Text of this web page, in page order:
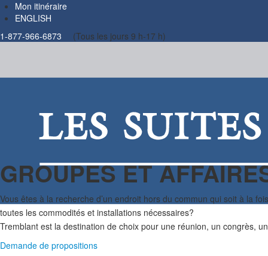
Mon itinéraire
ENGLISH
1-877-966-6873
(Tous les jours 9 h-17 h)
GROUPES ET
Vous êtes à la recherche d’un endroit hors du commun qui soit à la
toutes les commodités et installations nécessaires?
Tremblant est la destination de choix pour une réunion, un congrès,
Demande de propositions